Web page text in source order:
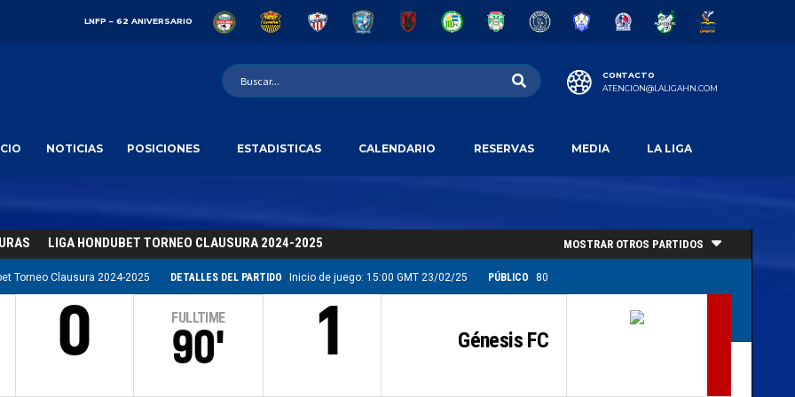
LNFP – 62 ANIVERSARIO
CONTACTO
ATENCION@LALIGAHN.COM
NOTICIAS POSICIONES ESTADISTICAS CALENDARIO RESERVAS MEDIA LA LIGA